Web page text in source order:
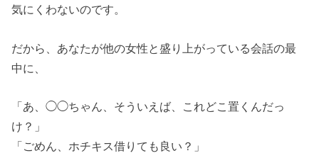
気にくわないのです。
だから、あなたが他の女性と盛り上がっている会話の最
中に、
「あ、◯◯ちゃん、そういえば、これどこ置くんだっ
け？」
「ごめん、ホチキス借りても良い？」